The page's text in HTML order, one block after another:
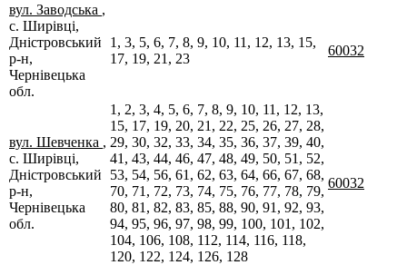
вул. Заводська ,
с. Ширівці,
Дністровський
р-н,
Чернівецька
обл.
1, 3, 5, 6, 7, 8, 9, 10, 11, 12, 13, 15,
17, 19, 21, 23
60032
вул. Шевченка ,
с. Ширівці,
Дністровський
р-н,
Чернівецька
обл.
1, 2, 3, 4, 5, 6, 7, 8, 9, 10, 11, 12, 13,
15, 17, 19, 20, 21, 22, 25, 26, 27, 28,
29, 30, 32, 33, 34, 35, 36, 37, 39, 40,
41, 43, 44, 46, 47, 48, 49, 50, 51, 52,
53, 54, 56, 61, 62, 63, 64, 66, 67, 68,
70, 71, 72, 73, 74, 75, 76, 77, 78, 79,
80, 81, 82, 83, 85, 88, 90, 91, 92, 93,
94, 95, 96, 97, 98, 99, 100, 101, 102,
104, 106, 108, 112, 114, 116, 118,
120, 122, 124, 126, 128
60032